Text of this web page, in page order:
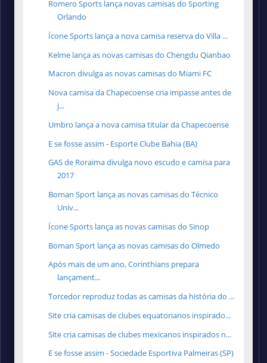
Romero Sports lança novas camisas do Sporting
Orlando
Ícone Sports lança a nova camisa reserva do Villa ...
Kelme lança as novas camisas do Chengdu Qianbao
Macron divulga as novas camisas do Miami FC
Nova camisa da Chapecoense cria impasse antes de
j...
Umbro lança a nova camisa titular da Chapecoense
E se fosse assim - Esporte Clube Bahia (BA)
GAS de Roraima divulga novo escudo e camisa para
2017
Boman Sport lança as novas camisas do Técnico
Univ...
Ícone Sports lança as novas camisas do Sinop
Boman Sport lança as novas camisas do Olmedo
Após mais de um ano, Corinthians prepara
lançament...
Torcedor reproduz todas as camisas da história do ...
Site cria camisas de clubes equatorianos inspirado...
Site cria camisas de clubes mexicanos inspirados n...
E se fosse assim - Sociedade Esportiva Palmeiras (SP)